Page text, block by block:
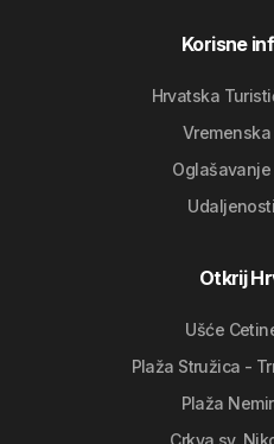
Korisne
Hrvatska
Otkrij
Ušće
Plaža Stružica -
Plaža